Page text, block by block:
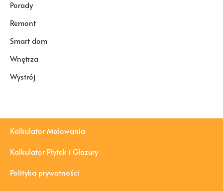
Porady
Remont
Smart dom
Wnętrza
Wystrój
Kalkulator Malowania
Kalkulator Płytek i Glazury
Polityka prywatności